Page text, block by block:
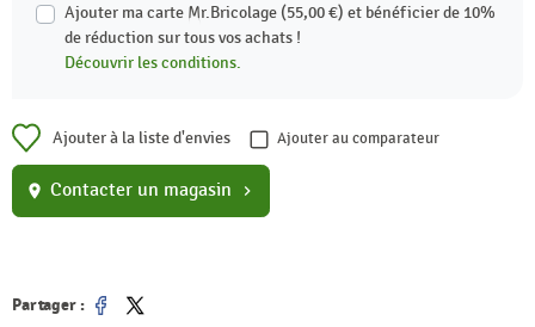
Ajouter ma carte Mr.Bricolage (55,00 €) et bénéficier de 10%
de réduction sur tous vos achats !
Découvrir les conditions.
Ajouter à la liste d'envies Ajouter au comparateur
location_on Contacter un magasin chevron_right
Partager :
Partager
Tweet